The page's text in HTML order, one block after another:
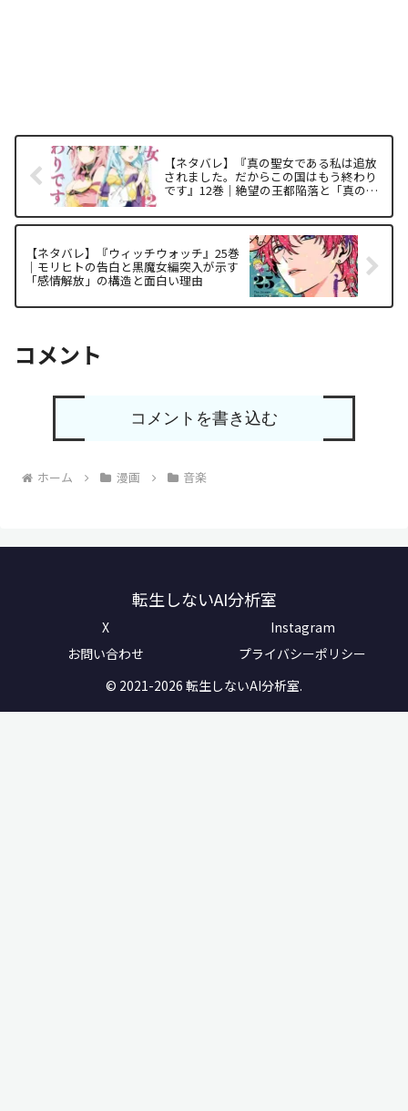
【ネタバレ】『真の聖女である私は追放
されました。だからこの国はもう終わり
です』12巻｜絶望の王都陥落と「真の
析
【ネタバレ】『ウィッチウォッチ』25巻
｜モリヒトの告白と黒魔女編突入が示す
「感情解放」の構造と面白い理由
コメント
コメントを書き込む
ホーム 漫画 音楽
転生しないAI分析室
X
Instagram
お問い合わせ
プライバシーポリシー
© 2021-2026 転生しないAI分析室.